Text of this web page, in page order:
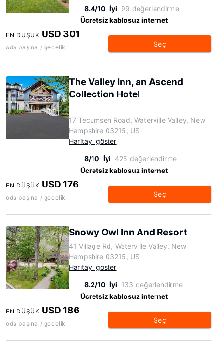
8.4/10 İyi 99 değerlendirme
Ücretsiz kablosuz internet
EN DÜŞÜK USD 301
oda başına / gecelik Seç
The Valley Inn, an Ascend
Collection Hotel
17 Tecumseh Road, Waterville Valley, New
Hampshire 03215, US
Haritayı göster
8/10 İyi 425 değerlendirme
Ücretsiz kablosuz internet
EN DÜŞÜK USD 176
oda başına / gecelik Seç
Snowy Owl Inn And Resort
41 Village Rd, Waterville Valley, New
Hampshire 03215, US
Haritayı göster
8.2/10 İyi 133 değerlendirme
Ücretsiz kablosuz internet
EN DÜŞÜK USD 186
oda başına / gecelik Seç